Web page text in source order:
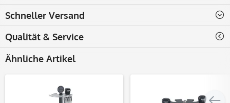
Schneller Versand
Qualität & Service
Ähnliche Artikel